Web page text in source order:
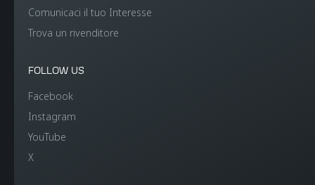
Comunicaci il tuo Interesse
Trova un rivenditore
FOLLOW US
Facebook
Instagram
YouTube
X